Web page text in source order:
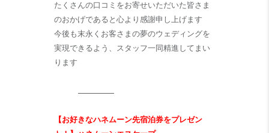
たくさんの口コミをお寄せいただいた皆さま
のおかげであると心より感謝申し上げます
今後も末永くお客さまの夢のウェディングを
実現できるよう、スタッフ一同精進してまい
ります
【お好きなハネムーン先宿泊券をプレゼン